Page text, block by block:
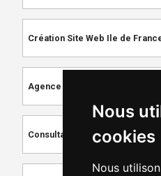
Nous
cookies
Nous
Création Site Web Ile de
Agence de Référencement
Consultant SEO